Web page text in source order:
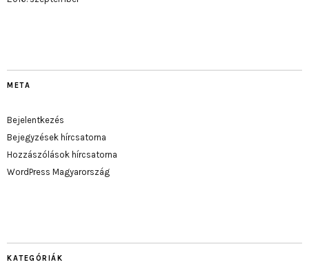
META
Bejelentkezés
Bejegyzések hírcsatorna
Hozzászólások hírcsatorna
WordPress Magyarország
KATEGÓRIÁK